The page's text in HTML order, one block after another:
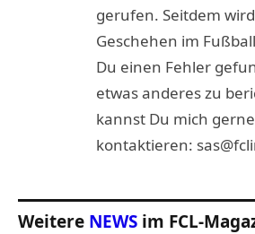
gerufen. Seitdem
Geschehen im
Du einen Fehler
etwas anderes zu
kannst Du mich
kontaktieren:
Weitere NEWS im FCL-